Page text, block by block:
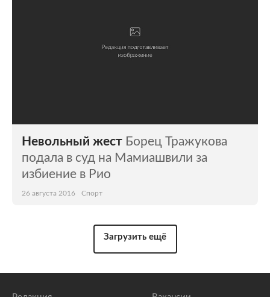
Невольный жест Борец Тражукова
подала в суд на Мамиашвили за
избиение в Рио
26 августа 2016 Спорт
Загрузить ещё